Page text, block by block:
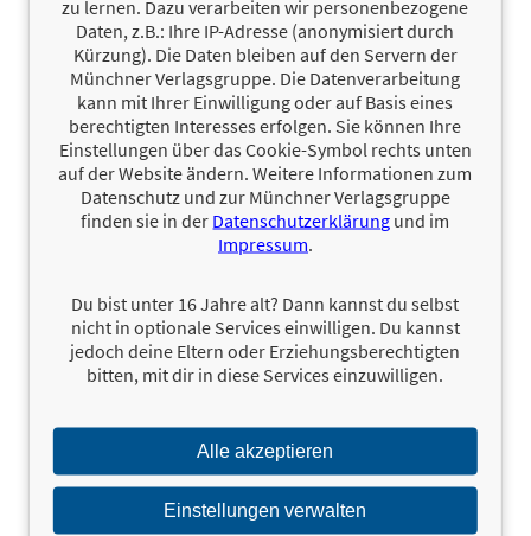
22,00 €
Backgenuss mit
Meeresbrise
Anne Barns,
24,00 €
Backschmankerl
Sabina Frauscher
9,99 €
Bairisch – Das
Mundart-
Bilderbuch
Hartmut Ronge
zu lernen. Dazu verarbeiten wir personenbezogene
Daten, z.B.: Ihre IP-Adresse (anonymisiert durch
Kürzung). Die Daten bleiben auf den Servern der
Münchner Verlagsgruppe. Die Datenverarbeitung
kann mit Ihrer Einwilligung oder auf Basis eines
berechtigten Interesses erfolgen. Sie können Ihre
Einstellungen über das Cookie-Symbol rechts unten
auf der Website ändern. Weitere Informationen zum
Datenschutz und zur Münchner Verlagsgruppe
finden sie in der Datenschutzerklärung und im
Impressum.
Du bist unter 16 Jahre alt? Dann kannst du selbst
nicht in optionale Services einwilligen. Du kannst
jedoch deine Eltern oder Erziehungsberechtigten
bitten, mit dir in diese Services einzuwilligen.
Alle akzeptieren
Einstellungen verwalten